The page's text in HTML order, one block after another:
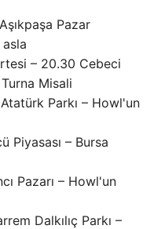
Pazar
– 20.30 Cebeci
Misali
Parkı – Howl'un
Piyasası – Bursa
Pazarı – Howl'un
Dalkılıç Parkı –